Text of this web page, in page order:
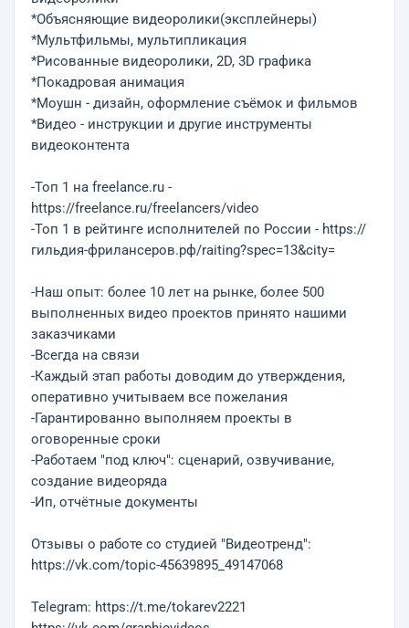
*Объясняющие видеоролики(эксплейнеры)
*Мультфильмы, мультипликация
*Рисованные видеоролики, 2D, 3D графика
*Покадровая анимация
*Моушн - дизайн, оформление съёмок и фильмов
*Видео - инструкции и другие инструменты
видеоконтента
-Топ 1 на freelance.ru -
https://freelance.ru/freelancers/video
-Топ 1 в рейтинге исполнителей по России - https://
гильдия-фрилансеров.рф/raiting?spec=13&city=
-Наш опыт: более 10 лет на рынке, более 500
выполненных видео проектов принято нашими
заказчиками
-Всегда на связи
-Каждый этап работы доводим до утверждения,
оперативно учитываем все пожелания
-Гарантированно выполняем проекты в
оговоренные сроки
-Работаем "под ключ": сценарий, озвучивание,
создание видеоряда
-Ип, отчётные документы
Отзывы о работе со студией "Видеотренд":
https://vk.com/topic-45639895_49147068
Telegram: https://t.me/tokarev2221